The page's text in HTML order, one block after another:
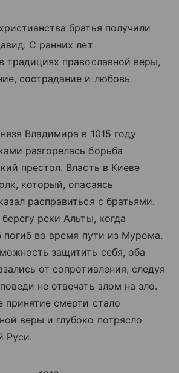
братья получили
С ранних лет
традициях православной веры,
сострадание и любовь
Владимира в 1015 году
разгорелась борьба
престол. Власть в Киеве
который, опасаясь
расправиться с братьями.
реки Альты, когда
погиб во время пути из Мурома.
защитить себя, оба
от сопротивления, следуя
не отвечать злом на зло.
принятие смерти стало
веры и глубоко потрясло
Руси.